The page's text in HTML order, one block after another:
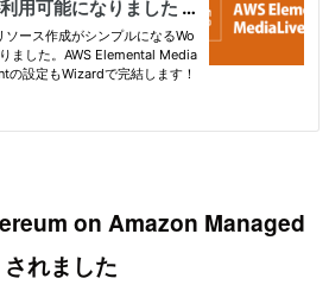
on Amazon Managed
れました